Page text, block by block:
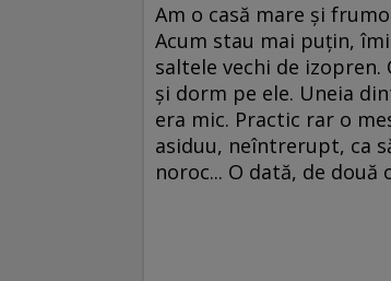
Am o casă mare şi
Acum stau mai puţin,
saltele vechi de
şi dorm pe ele. Uneia
era mic. Practic rar o
asiduu, neîntrerupt, ca
noroc... O dată, de două